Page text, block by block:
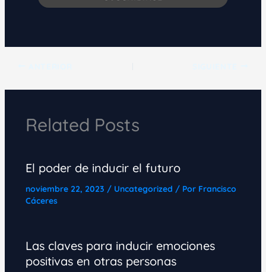
Related Posts
El poder de inducir el futuro
noviembre 22, 2023 / Uncategorized / Por Francisco
Cáceres
Las claves para inducir emociones
positivas en otras personas